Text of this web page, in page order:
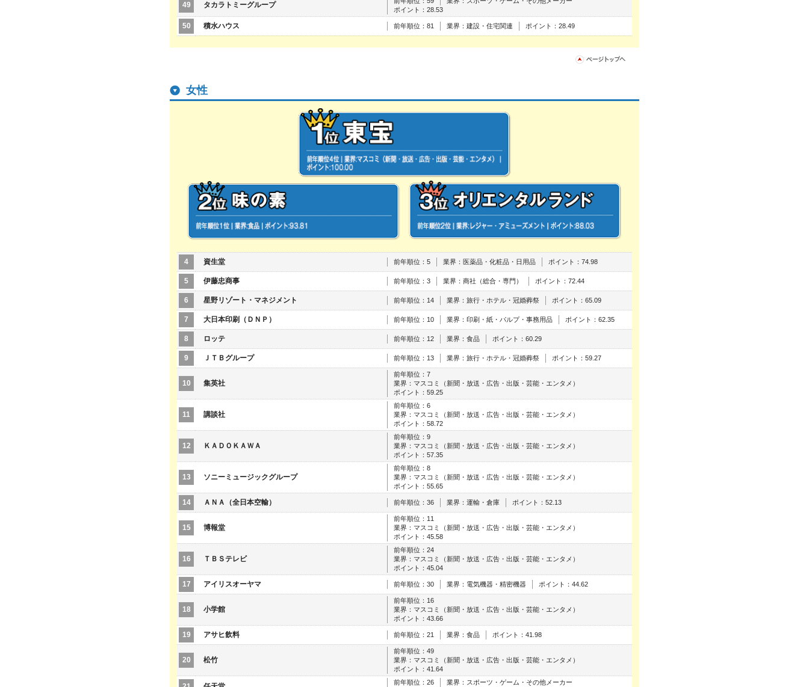
49 タカラトミーグループ
ポイント：28.53
50 積水ハウス 前年順位：81 業界：建設・住宅関連 ポイント：28.49
女性
4 資生堂 前年順位：5 業界：医薬品・化粧品・日用品 ポイント：74.98
5 伊藤忠商事 前年順位：3 業界：商社（総合・専門） ポイント：72.44
6 星野リゾート・マネジメント 前年順位：14 業界：旅行・ホテル・冠婚葬祭 ポイント：65.09
7 大日本印刷（ＤＮＰ） 前年順位：10 業界：印刷・紙・パルプ・事務用品 ポイント：62.35
8 ロッテ 前年順位：12 業界：食品 ポイント：60.29
9 ＪＴＢグループ 前年順位：13 業界：旅行・ホテル・冠婚葬祭 ポイント：59.27
10 集英社
前年順位：7
業界：マスコミ（新聞・放送・広告・出版・芸能・エンタメ）
ポイント：59.25
11 講談社
前年順位：6
業界：マスコミ（新聞・放送・広告・出版・芸能・エンタメ）
ポイント：58.72
12 ＫＡＤＯＫＡＷＡ
前年順位：9
業界：マスコミ（新聞・放送・広告・出版・芸能・エンタメ）
ポイント：57.35
13 ソニーミュージックグループ
前年順位：8
業界：マスコミ（新聞・放送・広告・出版・芸能・エンタメ）
ポイント：55.65
14 ＡＮＡ（全日本空輸） 前年順位：36 業界：運輸・倉庫 ポイント：52.13
15 博報堂
前年順位：11
業界：マスコミ（新聞・放送・広告・出版・芸能・エンタメ）
ポイント：45.58
16 ＴＢＳテレビ
前年順位：24
業界：マスコミ（新聞・放送・広告・出版・芸能・エンタメ）
ポイント：45.04
17 アイリスオーヤマ 前年順位：30 業界：電気機器・精密機器 ポイント：44.62
18 小学館
前年順位：16
業界：マスコミ（新聞・放送・広告・出版・芸能・エンタメ）
ポイント：43.66
19 アサヒ飲料 前年順位：21 業界：食品 ポイント：41.98
20 松竹
前年順位：49
業界：マスコミ（新聞・放送・広告・出版・芸能・エンタメ）
ポイント：41.64
前年順位：26 業界：スポーツ・ゲーム・その他メーカー